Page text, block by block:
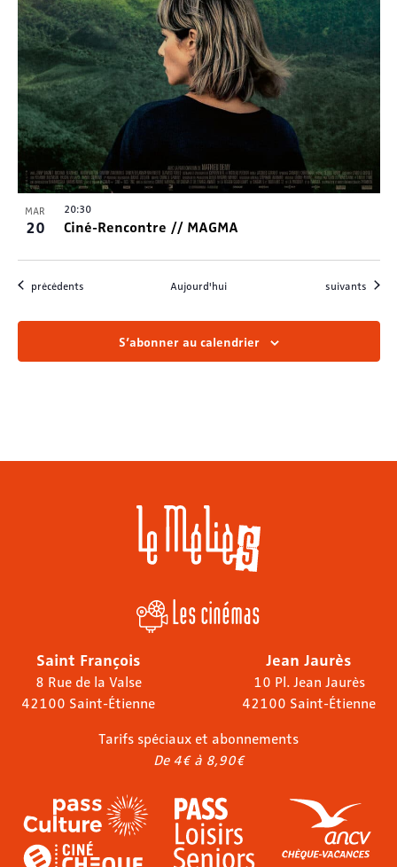
MAR
20
20:30
Ciné-Rencontre // MAGMA
Évènements
précédents Aujourd'hui Évènements
suivants
S’abonner au calendrier
Les cinémas
Saint François
8 Rue de la Valse
42100 Saint-Étienne
Jean Jaurès
10 Pl. Jean Jaurès
42100 Saint-Étienne
Tarifs spéciaux et abonnements
De 4€ à 8,90€